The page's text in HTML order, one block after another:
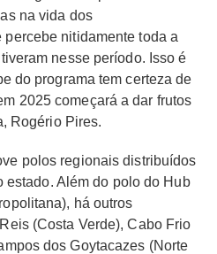
na vida dos
percebe nitidamente toda a
nesse período. Isso é
do programa tem certeza de
2025 começará a dar frutos
Rogério Pires.
polos regionais distribuídos
estado. Além do polo do Hub
há outros
(Costa Verde), Cabo Frio
dos Goytacazes (Norte